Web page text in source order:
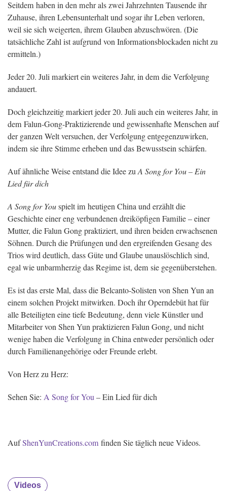
Seitdem haben in den mehr als zwei Jahrzehnten Tausende ihr
Zuhause, ihren Lebensunterhalt und sogar ihr Leben verloren,
weil sie sich weigerten, ihrem Glauben abzuschwören. (Die
tatsächliche Zahl ist aufgrund von Informationsblockaden nicht zu
ermitteln.)
Jeder 20. Juli markiert ein weiteres Jahr, in dem die Verfolgung
andauert.
Doch gleichzeitig markiert jeder 20. Juli auch ein weiteres Jahr, in
dem Falun-Gong-Praktizierende und gewissenhafte Menschen auf
der ganzen Welt versuchen, der Verfolgung entgegenzuwirken,
indem sie ihre Stimme erheben und das Bewusstsein schärfen.
Auf ähnliche Weise entstand die Idee zuA Song for You– Ein
Lied für dich
A Song for Youspielt im heutigen China und erzählt die
Geschichte einer eng verbundenen dreiköpfigen Familie – einer
Mutter, die Falun Gong praktiziert, und ihren beiden erwachsenen
Söhnen. Durch die Prüfungen und den ergreifenden Gesang des
Trios wird deutlich, dass Güte und Glaube unauslöschlich sind,
egal wie unbarmherzig das Regime ist, dem sie gegenüberstehen.
Es ist das erste Mal, dass die Belcanto-Solisten von Shen Yun an
einem solchen Projekt mitwirken. Doch ihr Operndebüt hat für
alle Beteiligten eine tiefe Bedeutung, denn viele Künstler und
Mitarbeiter von Shen Yun praktizieren Falun Gong, und nicht
wenige haben die Verfolgung in China entweder persönlich oder
durch Familienangehörige oder Freunde erlebt.
Von Herz zu Herz:
Sehen Sie: A Song for You– Ein Lied für dich
AufShenYunCreations.com finden Sie täglich neue Videos.
Videos